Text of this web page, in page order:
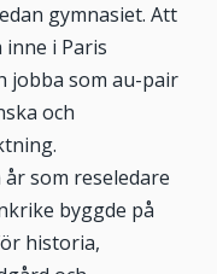
gymnasiet. Att
inne i Paris
jobba som au-pair
och
som reseledare
byggde på
historia,